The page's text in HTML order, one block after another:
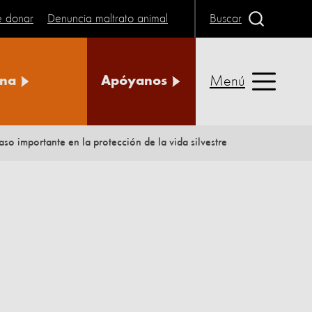
donar Denuncia maltrato animal Buscar
Apóyanos Menú
importante en la protección de la vida silvestre